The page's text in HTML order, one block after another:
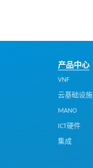
产品中心
VNF
云基础设施
MANO
ICT硬件
集成